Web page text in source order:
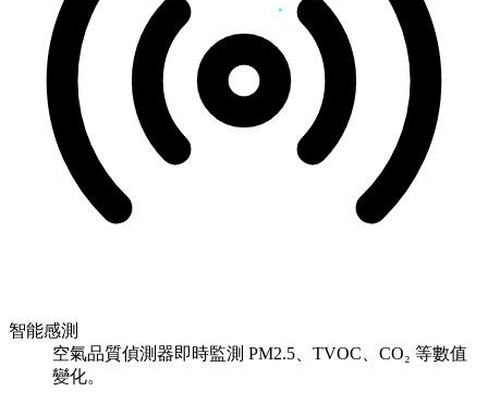
智能感測
空氣品質偵測器即時監測 PM2.5、TVOC、CO₂ 等數值
變化。